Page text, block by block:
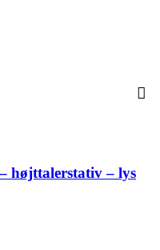
højttalerstativ – lys